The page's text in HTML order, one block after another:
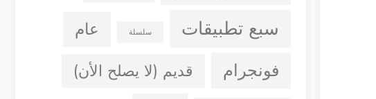
سبع تطبيقات سلسلة عام
فونجرام قديم (لا يصلح الأن)